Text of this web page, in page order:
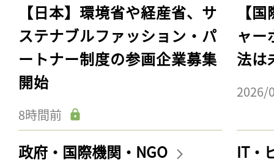
【日本】環境省や経産省、サ
ステナブルファッション・パ
ートナー制度の参画企業募集
開始
8時間前
【
ャー
法は
2026/
政府・国際機関・NGO IT・